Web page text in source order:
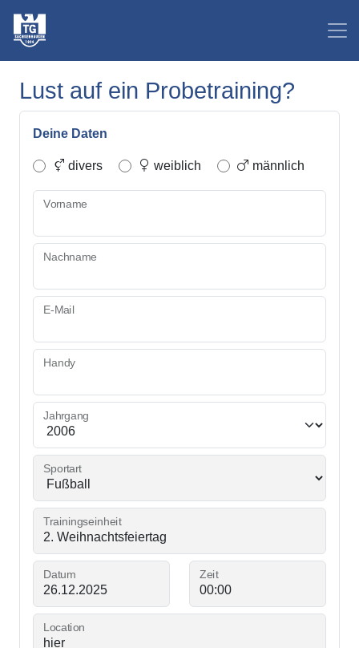
Lust auf ein Probetraining?
Deine Daten
divers weiblich männlich
Vorname
Nachname
E-Mail
Handy
Jahrgang
Sportart
Trainingseinheit
Datum Zeit
Location